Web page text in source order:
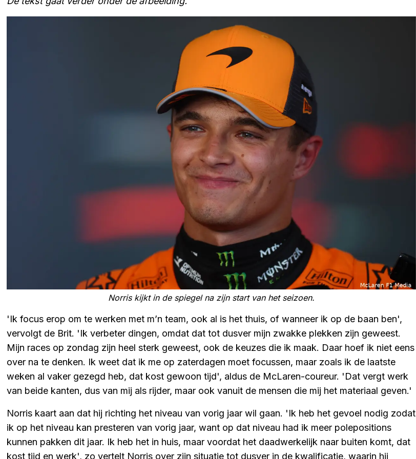
Norris kijkt in de spiegel na zijn start van het seizoen.
'Ik focus erop om te werken met m’n team, ook al is het thuis, of wanneer ik op de baan ben',
vervolgt de Brit. 'Ik verbeter dingen, omdat dat tot dusver mijn zwakke plekken zijn geweest.
Mijn races op zondag zijn heel sterk geweest, ook de keuzes die ik maak. Daar hoef ik niet eens
over na te denken. Ik weet dat ik me op zaterdagen moet focussen, maar zoals ik de laatste
weken al vaker gezegd heb, dat kost gewoon tijd', aldus de McLaren-coureur. 'Dat vergt werk
van beide kanten, dus van mij als rijder, maar ook vanuit de mensen die mij het materiaal geven.'
Norris kaart aan dat hij richting het niveau van vorig jaar wil gaan. 'Ik heb het gevoel nodig zodat
ik op het niveau kan presteren van vorig jaar, want op dat niveau had ik meer polepositions
kunnen pakken dit jaar. Ik heb het in huis, maar voordat het daadwerkelijk naar buiten komt, dat
kost tijd en werk', zo vertelt Norris over zijn situatie tot dusver in de kwalificatie, waarin hij